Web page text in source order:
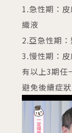
1.急性期：
織液
2.亞急性期
3.慢性期：
有以上3期任
避免後續症